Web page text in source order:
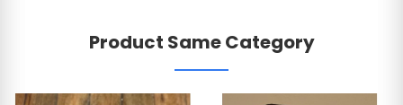
Product Same Category